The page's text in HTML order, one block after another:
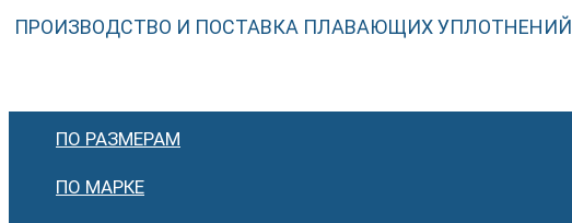
ПРОИЗВОДСТВО И ПОСТАВКА ПЛАВАЮЩИХ УПЛОТНЕНИЙ
ПО РАЗМЕРАМ
ПО МАРКЕ